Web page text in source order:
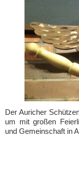
Der Auricher
um mit gro­ßen
und Gemein­schaft in